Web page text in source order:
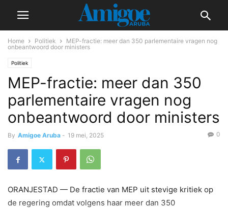
Home Politiek
MEP-fractie: meer dan 350 parlementaire vragen nog
onbeantwoord door ministers
Politiek
MEP-fractie: meer dan 350
parlementaire vragen nog
onbeantwoord door ministers
By Amigoe Aruba - 19 mei, 2025 0
ORANJESTAD — De fractie van MEP uit stevige kritiek op
de regering omdat volgens haar meer dan 350